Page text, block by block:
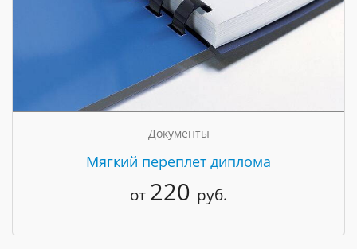
Документы
Мягкий переплет диплома
от 220 руб.